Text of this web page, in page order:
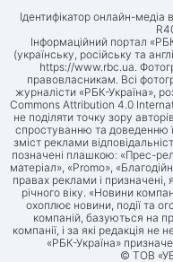
Ідентифікатор онлайн-медіа
Інформаційний портал
(українську, російську та
https://www.rbc.ua.
правовласникам. Всі
журналісти «РБК-Україна»,
Commons Attribution 4.0
не поділяти точку зору
спростуванню та доведенню
зміст реклами
позначені плашкою: «Прес-
матеріал», «Promo»,
правах реклами і призначені,
річного віку. «Новини
охоплює новини, події та
компаній, базуються на
компанії, і за які редакція не
«РБК-Україна»
© ТОВ